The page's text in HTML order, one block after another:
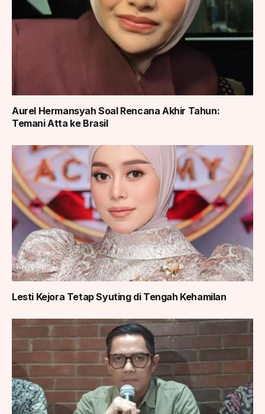
Aurel Hermansyah Soal Rencana Akhir Tahun:
Temani Atta ke Brasil
Lesti Kejora Tetap Syuting di Tengah Kehamilan